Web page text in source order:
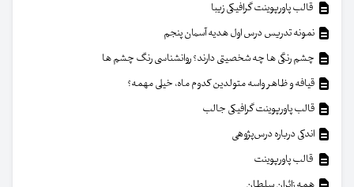
قالب پاورپوینت گرافیکی زیبا
نمونه تدریس درس اول هدیه آسمان پنجم
چشم رنگی ها چه شخصیتی دارند؟ روانشناسی رنگ چشم ها
قیافه و ظاهر واسه متولدین کدوم ماه، خیلی مهمه؟
قالب پاورپوینت گرافیکی جالب
اندکی درباره درس‌پژوهی
قالب پاورپوینت